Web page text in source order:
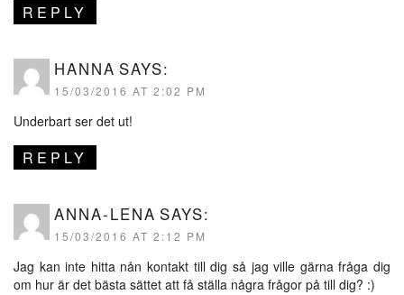
REPLY
HANNA SAYS:
15/03/2016 AT 2:02 PM
Underbart ser det ut!
REPLY
ANNA-LENA SAYS:
15/03/2016 AT 2:12 PM
Jag kan inte hitta nån kontakt till dig så jag ville gärna fråga dig
om hur är det bästa sättet att få ställa några frågor på till dig? :)